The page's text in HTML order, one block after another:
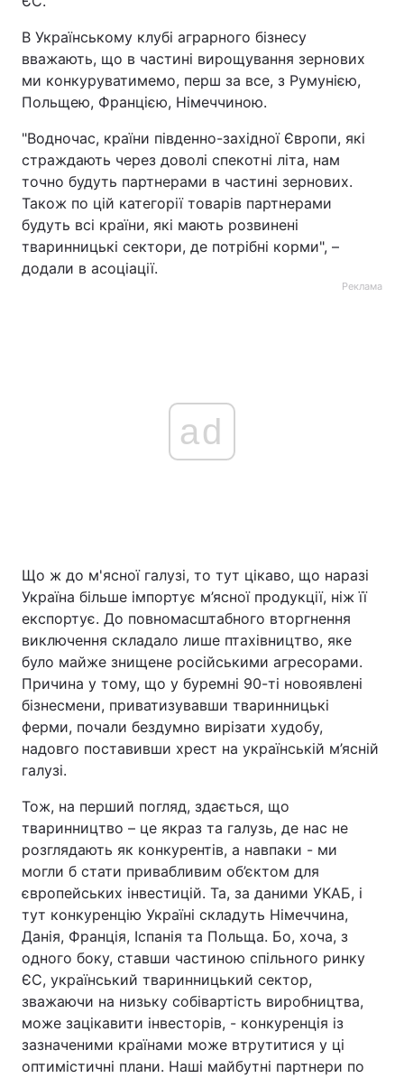
В Українському клубі аграрного бізнесу
вважають, що в частині вирощування зернових
ми конкуруватимемо, перш за все, з Румунією,
Польщею, Францією, Німеччиною.
"Водночас, країни південно-західної Європи, які
страждають через доволі спекотні літа, нам
точно будуть партнерами в частині зернових.
Також по цій категорії товарів партнерами
будуть всі країни, які мають розвинені
тваринницькі сектори, де потрібні корми", –
додали в асоціації.
Реклама
ad
Що ж до м'ясної галузі, то тут цікаво, що наразі
Україна більше імпортує м’ясної продукції, ніж її
експортує. До повномасштабного вторгнення
виключення складало лише птахівництво, яке
було майже знищене російськими агресорами.
Причина у тому, що у буремні 90-ті новоявлені
бізнесмени, приватизувавши тваринницькі
ферми, почали бездумно вирізати худобу,
надовго поставивши хрест на українській м’ясній
галузі.
Тож, на перший погляд, здається, що
тваринництво – це якраз та галузь, де нас не
розглядають як конкурентів, а навпаки - ми
могли б стати привабливим об’єктом для
європейських інвестицій. Та, за даними УКАБ, і
тут конкуренцію Україні складуть Німеччина,
Данія, Франція, Іспанія та Польща. Бо, хоча, з
одного боку, ставши частиною спільного ринку
ЄС, український тваринницький сектор,
зважаючи на низьку собівартість виробництва,
може зацікавити інвесторів, - конкуренція із
зазначеними країнами може втрутитися у ці
оптимістичні плани. Наші майбутні партнери по